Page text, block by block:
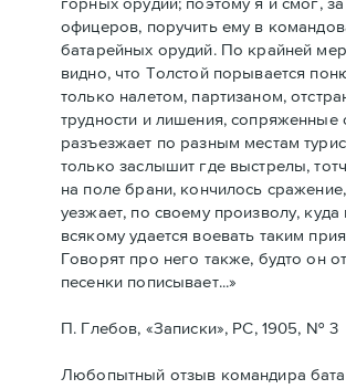
офицеров, поручить ему в
батарейных орудий. По крайней
видно, что Толстой порывается
только налетом, партизаном,
трудности и лишения,
разъезжает по разным местам
только заслышит где выстрелы,
на поле брани, кончилось
уезжает, по своему произволу, куда
всякому удается воевать таким
Говорят про него также, будто он
песенки пописывает...»
П. Глебов, «Записки», РС, 1905, № 3
Любопытный отзыв командира